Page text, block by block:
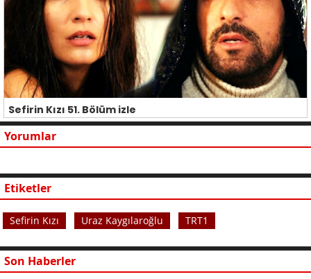
Sefirin Kızı 51. Bölüm izle
Yorumlar
Etiketler
Sefirin Kızı Uraz Kaygılaroğlu TRT1
Son Haberler